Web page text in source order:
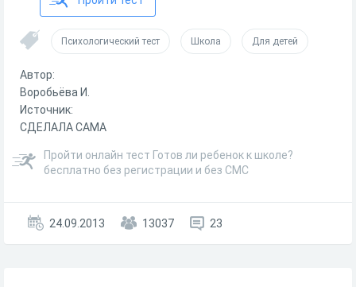
Психологический тест Школа Для детей
Автор:
Воробьёва И.
Источник:
СДЕЛАЛА САМА
Пройти онлайн тест Готов ли ребенок к школе?
бесплатно без регистрации и без СМС
24.09.2013 13037 23